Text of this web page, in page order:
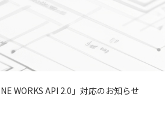
WORKS API 2.0」対応のお知らせ